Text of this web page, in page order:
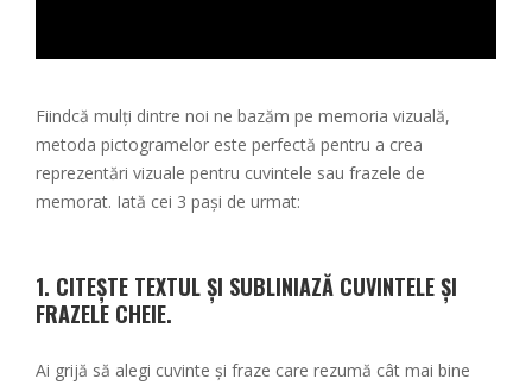
Fiindcă mulți dintre noi ne bazăm pe memoria vizuală,
metoda pictogramelor este perfectă pentru a crea
reprezentări vizuale pentru cuvintele sau frazele de
memorat. Iată cei 3 pași de urmat:
1. CITEȘTE TEXTUL ȘI SUBLINIAZĂ CUVINTELE ȘI
FRAZELE CHEIE.
Ai grijă să alegi cuvinte și fraze care rezumă cât mai bine